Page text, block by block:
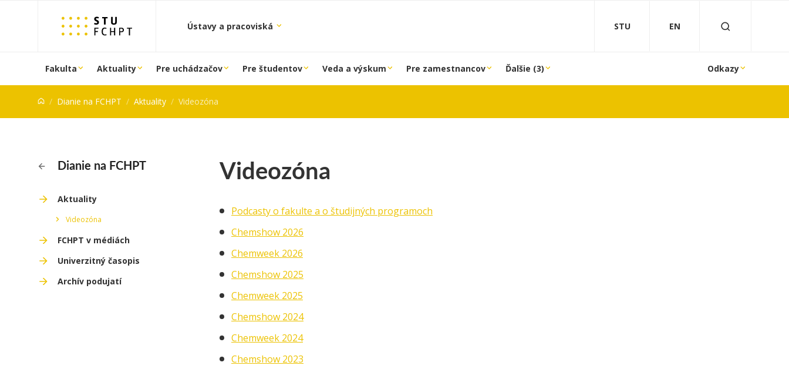
Ústavy a pracoviská STU EN
Fakulta Aktuality Pre uchádzačov Pre študentov Veda a výskum Pre zamestnancov Ďalšie (3) Odkazy
Dianie na FCHPT Aktuality Videozóna
Dianie na FCHPT
Aktuality
Videozóna
FCHPT v médiách
Univerzitný časopis
Archív podujatí
Videozóna
Podcasty o fakulte a o študijných programoch
Chemshow 2026
Chemweek 2026
Chemshow 2025
Chemweek 2025
Chemshow 2024
Chemweek 2024
Chemshow 2023